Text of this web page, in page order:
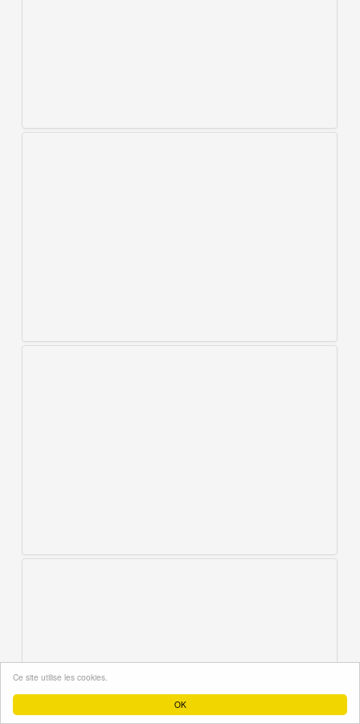
OK
Ce site utilise les cookies.